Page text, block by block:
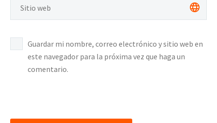
Guardar mi nombre, correo electrónico y sitio web en
este navegador para la próxima vez que haga un
comentario.